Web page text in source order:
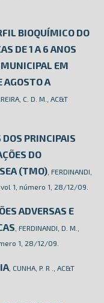
BIOQUÍMICO DO
DE 1 A 6 ANOS
EM
AGOSTO A
C. D. M., AC&T
PRINCIPAIS
DO
(TMO) , FERDINANDI,
vol 1, número 1, 28/12/09.
ADVERSAS E
, FERDINANDI, D. M.,
1, 28/12/09.
, CUNHA, P. R ., AC&T